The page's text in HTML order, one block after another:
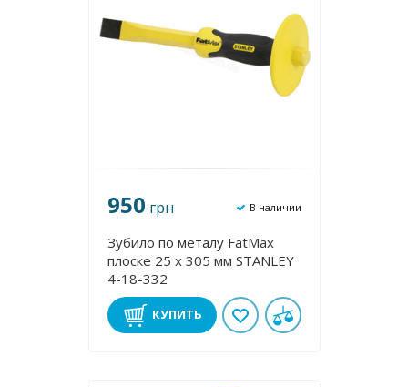
950 грн В наличии
Зубило по металу FatMax
плоске 25 х 305 мм STANLEY
4-18-332
КУПИТЬ